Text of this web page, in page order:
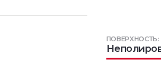
ПОВЕРХНОСТЬ: